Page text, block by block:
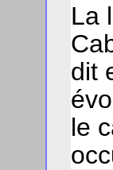
La
dit
le